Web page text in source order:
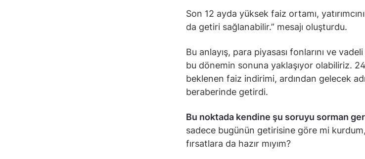
Son 12 ayda yüksek faiz ortamı,
da getiri sağlanabilir.” mesajı oluşturdu.
Bu anlayış, para piyasası fonlarını ve
bu dönemin sonuna yaklaşıyor olabiliriz. 24
beklenen faiz indirimi, ardından gelecek
beraberinde getirdi.
Bu noktada kendine şu soruyu sorman
sadece bugünün getirisine göre mi
fırsatlara da hazır mıyım?